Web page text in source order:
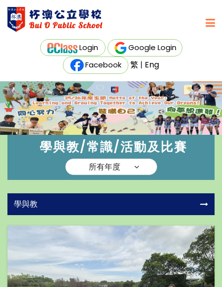
Login
Google Login
Facebook
繁 | Eng
學與教/常識/活動及比賽
學與教